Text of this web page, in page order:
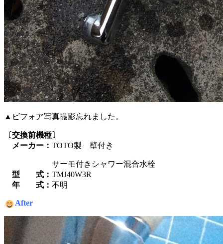
▲ビフォア写真撮影忘れました。
〔交換前機種〕
メーカー： TOTO製 壁付き
サーモ付きシャワー混合水栓
型 式： TMJ40W3R
年 式： 不明
After